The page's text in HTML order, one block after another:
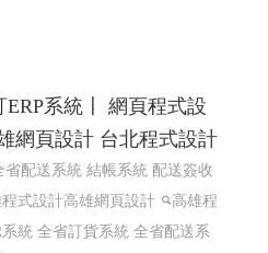
系統〡 網頁程式設
網頁設計 台北程式設計
省配送系統 結帳系統 配送簽收
程式設計高雄網頁設計
高雄程
系統 全省訂貨系統 全省配送系